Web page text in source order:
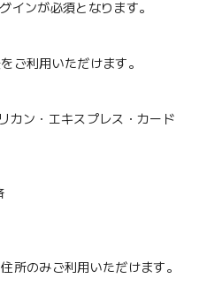
インが必須となります。
ご利用いただけます。
ン・エキスプレス・カード
所のみご利用いただけます。